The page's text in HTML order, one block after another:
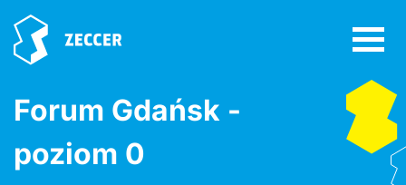
Forum Gdańsk -
poziom 0